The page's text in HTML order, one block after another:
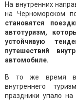
На внутренних
на Черноморском
становятся
автотуризм,
устойчивую
путешествий
автомобиле.
В то же время
внутреннего
праздники упало